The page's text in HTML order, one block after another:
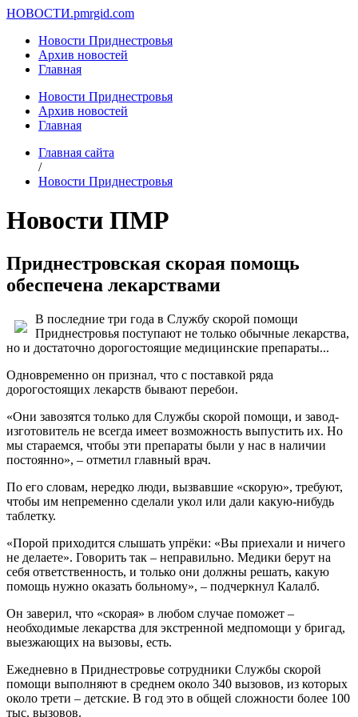
НОВОСТИ.pmrgid.com
Новости Приднестровья
Архив новостей
Главная
Новости Приднестровья
Архив новостей
Главная
Главная сайта
/
Новости Приднестровья
Новости ПМР
Приднестровская скорая помощь
обеспечена лекарствами
В последние три года в Cлужбу скорой помощи
Приднестровья поступают не только обычные лекарства,
но и достаточно дорогостоящие медицинские препараты...
Одновременно он признал, что с поставкой ряда
дорогостоящих лекарств бывают перебои.
«Они завозятся только для Cлужбы скорой помощи, и завод-
изготовитель не всегда имеет возможность выпустить их. Но
мы стараемся, чтобы эти препараты были у нас в наличии
постоянно», – отметил главный врач.
По его словам, нередко люди, вызвавшие «скорую», требуют,
чтобы им непременно сделали укол или дали какую-нибудь
таблетку.
«Порой приходится слышать упрёки: «Вы приехали и ничего
не делаете». Говорить так – неправильно. Медики берут на
себя ответственность, и только они должны решать, какую
помощь нужно оказать больному», – подчеркнул Калалб.
Он заверил, что «скорая» в любом случае поможет –
необходимые лекарства для экстренной медпомощи у бригад,
выезжающих на вызовы, есть.
Ежедневно в Приднестровье сотрудники Службы скорой
помощи выполняют в среднем около 340 вызовов, из которых
около трети – детские. В год это в общей сложности более 100
тыс. вызовов.